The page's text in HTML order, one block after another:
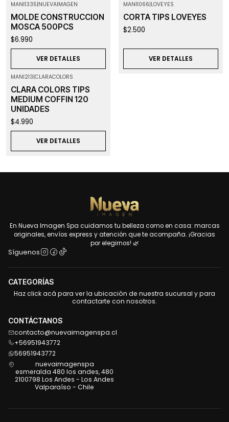
MANI1335|NUEVAIMAGEN
MOLDE CONSTRUCCION
MOSCA 500PCS
$6.990
VER DETALLES
MANI1066|LOVEYES
CORTA TIPS LOVEYES
$2.500
VER DETALLES
MANI213|CLARACOLORS
CLARA COLORS TIPS
MEDIUM COFFIN 120
UNIDADES
$4.990
VER DETALLES
En Nueva Imagen Spa cuidamos tu belleza como en casa: marcas
originales, envíos express y atención que te acompaña. ¡Gracias
por elegirnos! 🌿
Síguenos
CATEGORÍAS
Haz click acá para ver la ubicación de nuestra sucursal y para
contactarte con nosotros.
CONTÁCTANOS
contacto@nuevaimagenspa.cl
+56951943772
56951943772
nuevaimagenspa
esmeralda 480 los andes, 480
2100798 Los Andes - Los Andes
Valparaíso - Chile